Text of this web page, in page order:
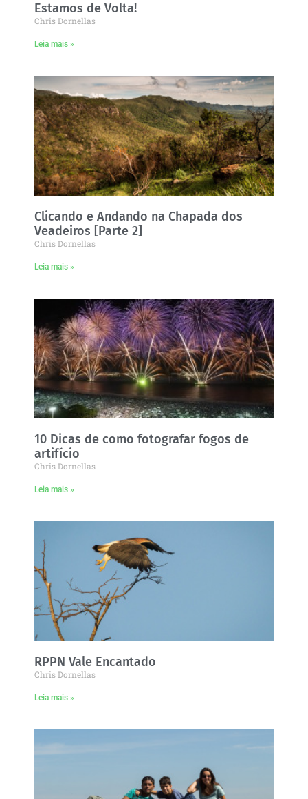
Estamos de Volta!
Chris Dornellas
Leia mais »
Clicando e Andando na Chapada dos
Veadeiros [Parte 2]
Chris Dornellas
Leia mais »
10 Dicas de como fotografar fogos de
artifício
Chris Dornellas
Leia mais »
RPPN Vale Encantado
Chris Dornellas
Leia mais »